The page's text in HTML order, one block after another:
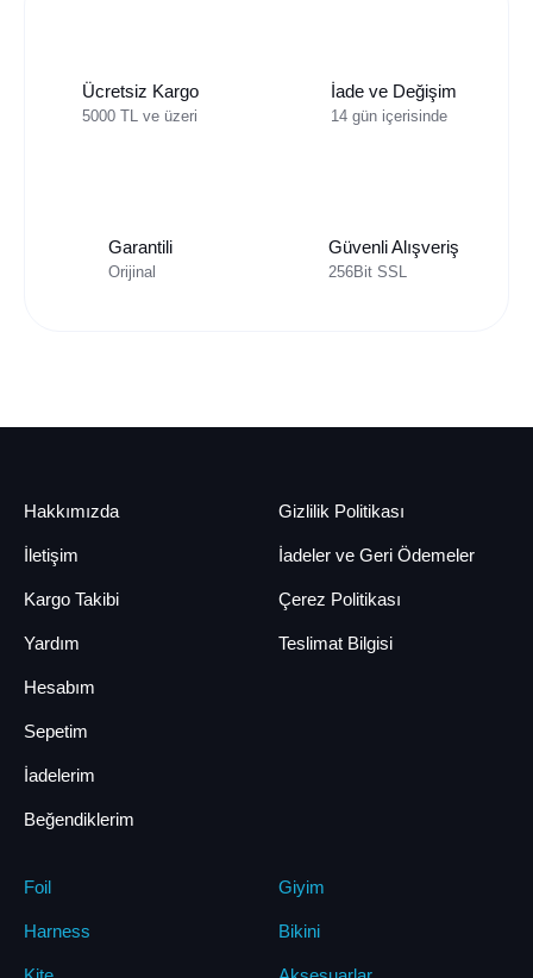
Ücretsiz Kargo
5000 TL ve üzeri
İade ve Değişim
14 gün içerisinde
Garantili
Orijinal
Güvenli Alışveriş
256Bit SSL
Hakkımızda
İletişim
Kargo Takibi
Yardım
Gizlilik Politikası
İadeler ve Geri Ödemeler
Çerez Politikası
Teslimat Bilgisi
Hesabım
Sepetim
İadelerim
Beğendiklerim
Foil
Harness
Giyim
Bikini